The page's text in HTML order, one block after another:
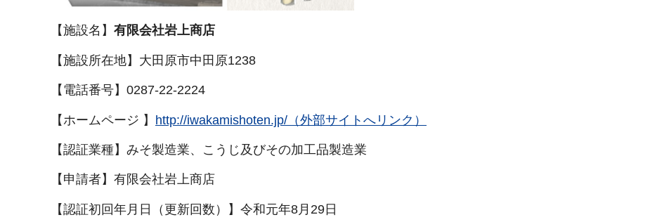
【施設名】 有限会社岩上商店
【施設所在地】大田原市中田原1238
【電話番号】0287-22-2224
【ホームページ 】 http://iwakamishoten.jp/（外部サイトへリンク）
【認証業種】みそ製造業、こうじ及びその加工品製造業
【申請者】有限会社岩上商店
【認証初回年月日（更新回数）】令和元年8月29日